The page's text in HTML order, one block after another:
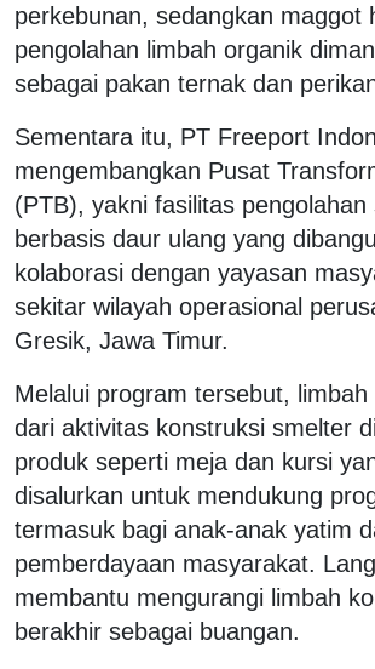
perkebunan, sedangkan maggot
pengolahan limbah organik
sebagai pakan ternak dan
Sementara itu, PT Freeport
mengembangkan Pusat
(PTB), yakni fasilitas pengolahan
berbasis daur ulang yang
kolaborasi dengan yayasan
sekitar wilayah operasional
Gresik, Jawa Timur.
Melalui program tersebut,
dari aktivitas konstruksi smelter
produk seperti meja dan kursi
disalurkan untuk mendukung
termasuk bagi anak-anak yatim
pemberdayaan masyarakat.
membantu mengurangi limbah
berakhir sebagai buangan.